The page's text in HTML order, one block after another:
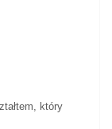
który